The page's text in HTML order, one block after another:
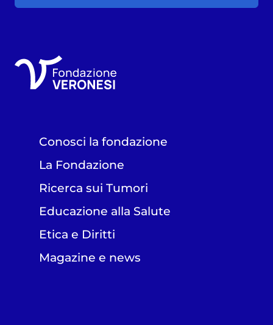
Conosci la fondazione
La Fondazione
Ricerca sui Tumori
Educazione alla Salute
Etica e Diritti
Magazine e news